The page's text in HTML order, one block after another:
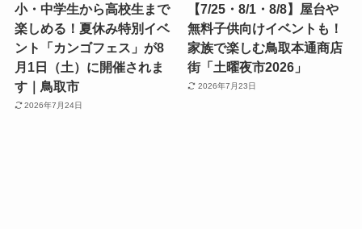
小・中学生から高校生まで
楽しめる！夏休み特別イベ
ント「カンゴフェス」が8
月1日（土）に開催されま
す｜鳥取市
2026年7月24日
【7/25・8/1・8/8】屋台や
無料子供向けイベントも！
家族で楽しむ鳥取本通商店
街「土曜夜市2026」
2026年7月23日